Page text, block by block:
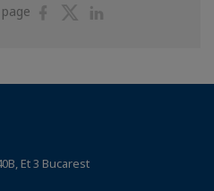
PartagerPartager
Et 3 Bucarest